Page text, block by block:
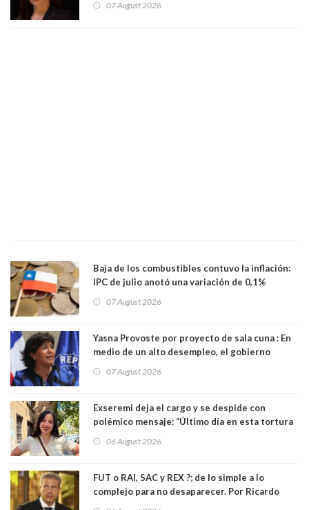
07 August 2026
Baja de los combustibles contuvo la inflación:
IPC de julio anotó una variación de 0,1%
07 August 2026
Yasna Provoste por proyecto de sala cuna : En
medio de un alto desempleo, el gobierno
insiste en debilitar el Seguro de Cesantía
07 August 2026
Exseremi deja el cargo y se despide con
polémico mensaje: “Último día en esta tortura
llamada ser seremi de Kast”
06 August 2026
FUT o RAI, SAC y REX ?; de lo simple a lo
complejo para no desaparecer. Por Ricardo
Rincón. Abogado